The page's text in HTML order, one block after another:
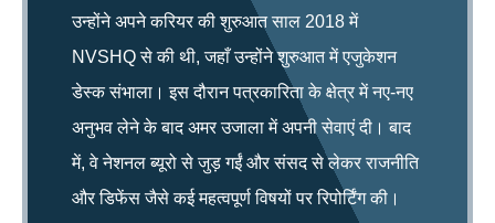
उन्होंने अपने करियर की शुरुआत साल 2018 में
NVSHQ से की थी, जहाँ उन्होंने शुरुआत में एजुकेशन
डेस्क संभाला। इस दौरान पत्रकारिता के क्षेत्र में नए-नए
अनुभव लेने के बाद अमर उजाला में अपनी सेवाएं दी। बाद
में, वे नेशनल ब्यूरो से जुड़ गईं और संसद से लेकर राजनीति
और डिफेंस जैसे कई महत्वपूर्ण विषयों पर रिपोर्टिंग की।